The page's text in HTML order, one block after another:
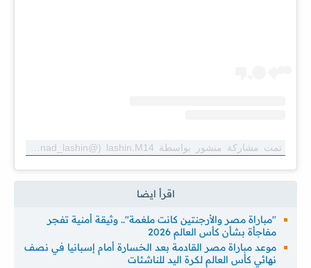
تمت مشاركة منشور بواسطة ‏‎lashin.M14‎‏ (@‏‎muhannad_lashin‎‏)
"مباراة مصر والأرجنتين كانت ملغمة".. وثيقة أمنية تفجر
مفاجأة بشأن كأس العالم 2026
موعد مباراة مصر القادمة بعد الخسارة أمام إسبانيا في نصف
نهائي كأس العالم لكرة اليد للناشئات